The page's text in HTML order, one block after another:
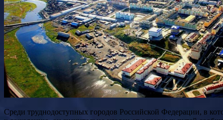
Среди труднодоступных городов Российской Федерации, в